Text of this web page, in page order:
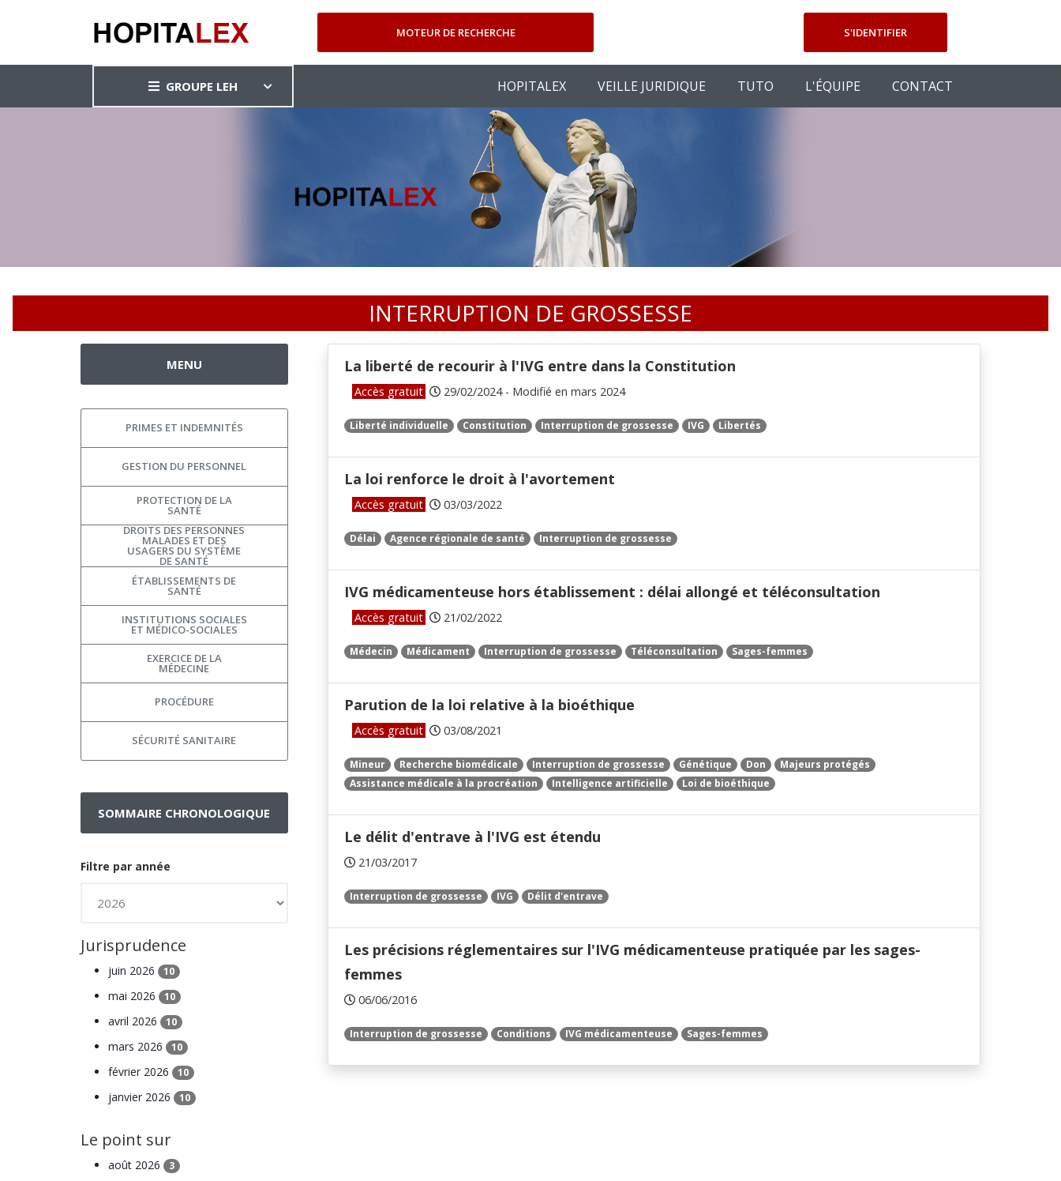
MOTEUR DE RECHERCHE S'IDENTIFIER
GROUPE LEH HOPITALEX VEILLE JURIDIQUE TUTO L'ÉQUIPE CONTACT
INTERRUPTION DE GROSSESSE
La liberté de recourir à l'IVG entre dans la Constitution
Accès gratuit 29/02/2024 - Modifié en mars 2024
Liberté individuelle Constitution Interruption de grossesse IVG Libertés
La loi renforce le droit à l'avortement
Accès gratuit 03/03/2022
Délai Agence régionale de santé Interruption de grossesse
IVG médicamenteuse hors établissement : délai allongé et téléconsultation
Accès gratuit 21/02/2022
Médecin Médicament Interruption de grossesse Téléconsultation Sages-femmes
Parution de la loi relative à la bioéthique
Accès gratuit 03/08/2021
Mineur Recherche biomédicale Interruption de grossesse Génétique Don
Majeurs protégés
Assistance médicale à la procréation
Intelligence artificielle Loi de bioéthique
Le délit d'entrave à l'IVG est étendu
21/03/2017
Interruption de grossesse IVG Délit d'entrave
Les précisions réglementaires sur l'IVG médicamenteuse pratiquée par les sages-
femmes
06/06/2016
Interruption de grossesse Conditions IVG médicamenteuse Sages-femmes
MENU
PRIMES ET INDEMNITÉS
GESTION DU PERSONNEL
PROTECTION DE LA
SANTÉ
DROITS DES PERSONNES
MALADES ET DES
USAGERS DU SYSTÈME
DE SANTÉ
ÉTABLISSEMENTS DE
SANTÉ
INSTITUTIONS SOCIALES
ET MÉDICO-SOCIALES
EXERCICE DE LA
MÉDECINE
PROCÉDURE
SÉCURITÉ SANITAIRE
SOMMAIRE CHRONOLOGIQUE
Filtre par année
Jurisprudence
juin 2026 10
mai 2026 10
avril 2026 10
mars 2026 10
février 2026 10
janvier 2026 10
Le point sur
août 2026 3